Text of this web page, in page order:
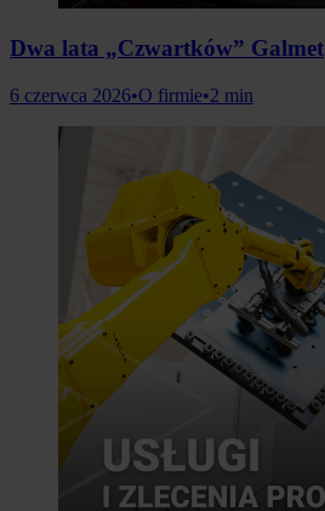
Dwa lata „Czwartków” Galmet
6 czerwca 2026•O firmie•2 min